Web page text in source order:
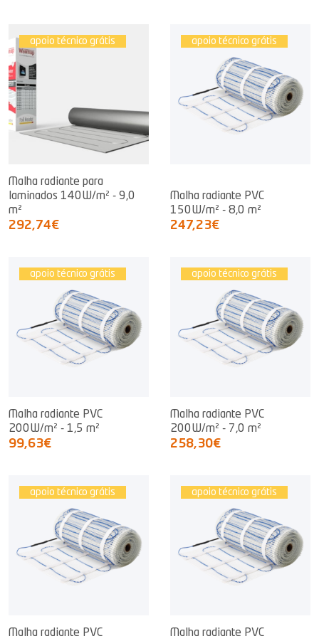
apoio técnico grátis
Malha radiante para
laminados 140W/m² - 9,0
m²
292,74€
apoio técnico grátis
Malha radiante PVC
150W/m² - 8,0 m²
247,23€
apoio técnico grátis
Malha radiante PVC
200W/m² - 1,5 m²
99,63€
apoio técnico grátis
Malha radiante PVC
200W/m² - 7,0 m²
258,30€
apoio técnico grátis
Malha radiante PVC
apoio técnico grátis
Malha radiante PVC